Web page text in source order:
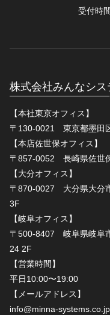
受付時
株式会社みんなシス
【本社東京オフィス】
〒130-0021 東京都墨田
【本店佐世保オフィス】
〒857-0052 長崎県佐世
【大分オフィス】
〒870-0027 大分県大分
3F
【岐阜オフィス】
〒500-8407 岐阜県岐阜
24 2F
【営業時間】
平日10:00〜19:00
【メールアドレス】
info@minna-systems.co.jp